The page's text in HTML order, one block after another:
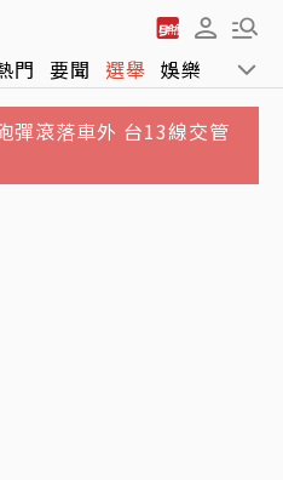
門 要聞 選舉 娛樂 運動
彈滾落車外 台13線交管